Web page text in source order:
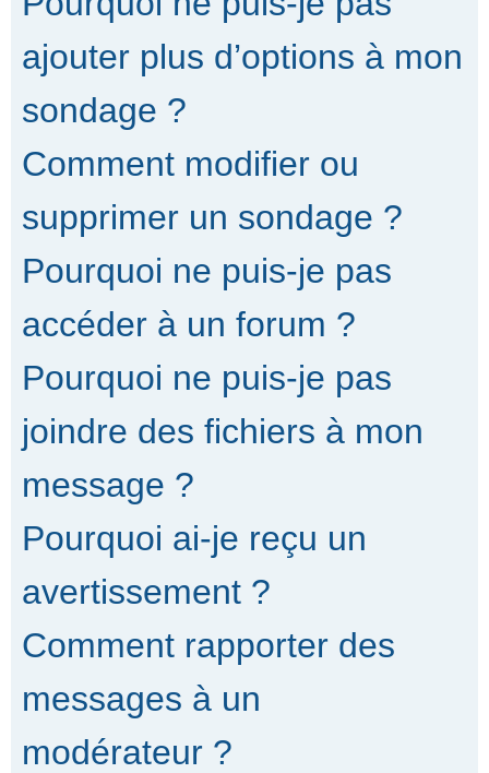
ajouter plus d’options à mon
sondage ?
Comment modifier ou
supprimer un sondage ?
Pourquoi ne puis-je pas
accéder à un forum ?
Pourquoi ne puis-je pas
joindre des fichiers à mon
message ?
Pourquoi ai-je reçu un
avertissement ?
Comment rapporter des
messages à un
modérateur ?